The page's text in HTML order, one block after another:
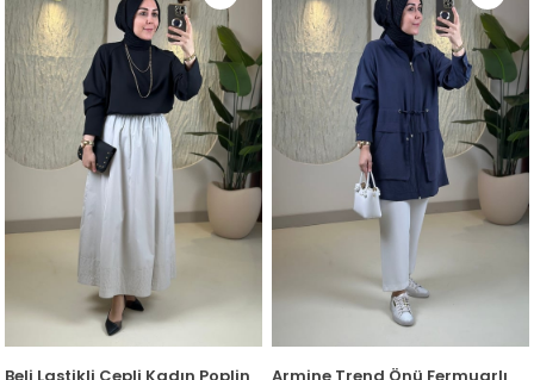
Beli Lastikli Cepli Kadın Poplin
Ürün
Armine Trend Önü Fermuarlı
Ürün